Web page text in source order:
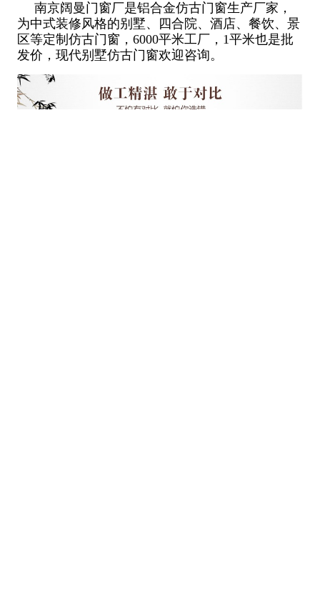
南京阔曼门窗厂是铝合金仿古门窗生产厂家，
为中式装修风格的别墅、四合院、酒店、餐饮、景
区等定制仿古门窗，6000平米工厂，1平米也是批
发价，现代别墅仿古门窗欢迎咨询。